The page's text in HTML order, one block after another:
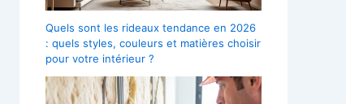
Quels sont les rideaux tendance en 2026
: quels styles, couleurs et matières choisir
pour votre intérieur ?